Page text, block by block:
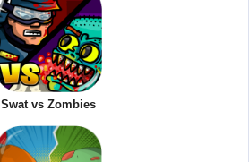
Swat vs Zombies